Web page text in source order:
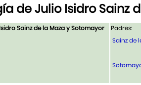
de Julio Isidro Sainz
Sainz de la Maza y Sotomayor
Padres:
Sainz de